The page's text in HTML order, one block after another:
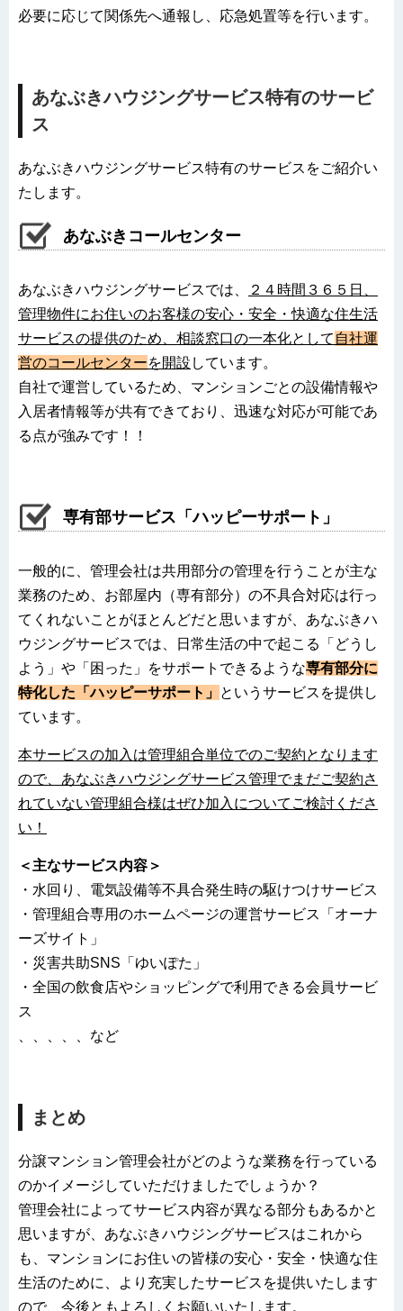
必要に応じて関係先へ通報し、応急処置等を行います。
あなぶきハウジングサービス特有のサービ
ス
あなぶきハウジングサービス特有のサービスをご紹介い
たします。
あなぶきコールセンター
あなぶきハウジングサービスでは、
２４時間３６５日、
管理物件にお住いのお客様の安心・安全・快適な住生活
サービスの提供のため、相談窓口の一本化として 自社運
営のコールセンターを開設 しています。
自社で運営しているため、マンションごとの設備情報や
入居者情報等が共有できており、迅速な対応が可能であ
る点が強みです！！
専有部サービス「ハッピーサポート」
一般的に、管理会社は共用部分の管理を行うことが主な
業務のため、お部屋内（専有部分）の不具合対応は行っ
てくれないことがほとんどだと思いますが、あなぶきハ
ウジングサービスでは、日常生活の中で起こる「どうし
よう」や「困った」をサポートできるような専有部分に
特化した「ハッピーサポート」 というサービスを提供し
ています。
本サービスの加入は管理組合単位でのご契約となります
ので、あなぶきハウジングサービス管理でまだご契約さ
れていない管理組合様はぜひ加入についてご検討くださ
い！
＜主なサービス内容＞
・水回り、電気設備等不具合発生時の駆けつけサービス
・管理組合専用のホームページの運営サービス「オーナ
ーズサイト」
・災害共助SNS「ゆいぽた」
・全国の飲食店やショッピングで利用できる会員サービ
ス
、、、、、など
まとめ
分譲マンション管理会社がどのような業務を行っている
のかイメージしていただけましたでしょうか？
管理会社によってサービス内容が異なる部分もあるかと
思いますが、あなぶきハウジングサービスはこれから
も、マンションにお住いの皆様の安心・安全・快適な住
生活のために、より充実したサービスを提供いたします
ので、今後ともよろしくお願いいたします。